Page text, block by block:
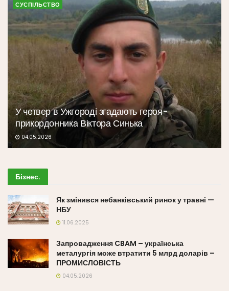
СУСПІЛЬСТВО
У четвер в Ужгороді згадають героя-
прикордонника Віктора Синька
04.05.2026
Бізнес.
Як змінився небанківський ринок у травні —
НБУ
11.06.2025
Запровадження CBAM – українська
металургія може втратити 5 млрд доларів –
ПРОМИСЛОВІСТЬ
04.05.2026